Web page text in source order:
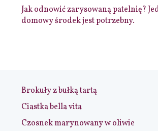
Jak odnowić zarysowaną patelnię?
domowy środek jest potrzebny.
Brokuły z bułką tartą
Ciastka bella vita
Czosnek marynowany w oliwie